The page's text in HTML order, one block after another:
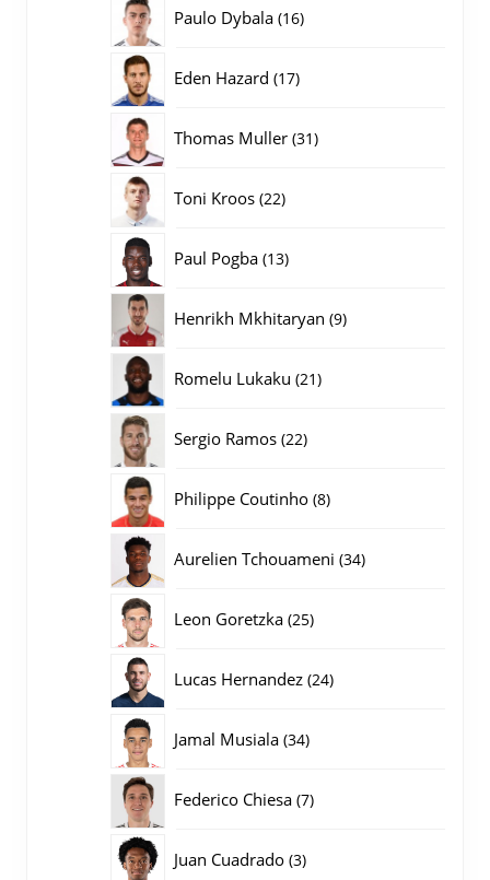
Paulo Dybala 1616
Eden Hazard 1717
Thomas Muller 3131
Toni Kroos 2222
Paul Pogba 1313
Henrikh Mkhitaryan 99
Romelu Lukaku 2121
Sergio Ramos 2222
Philippe Coutinho 88
Aurelien Tchouameni 3434
Leon Goretzka 2525
Lucas Hernandez 2424
Jamal Musiala 3434
Federico Chiesa 77
Juan Cuadrado 33